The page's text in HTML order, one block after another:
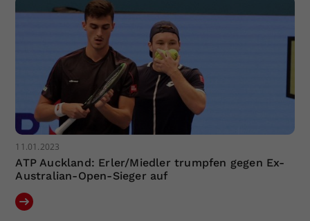
11.01.2023
ATP Auckland: Erler/Miedler trumpfen gegen Ex-
Australian-Open-Sieger auf